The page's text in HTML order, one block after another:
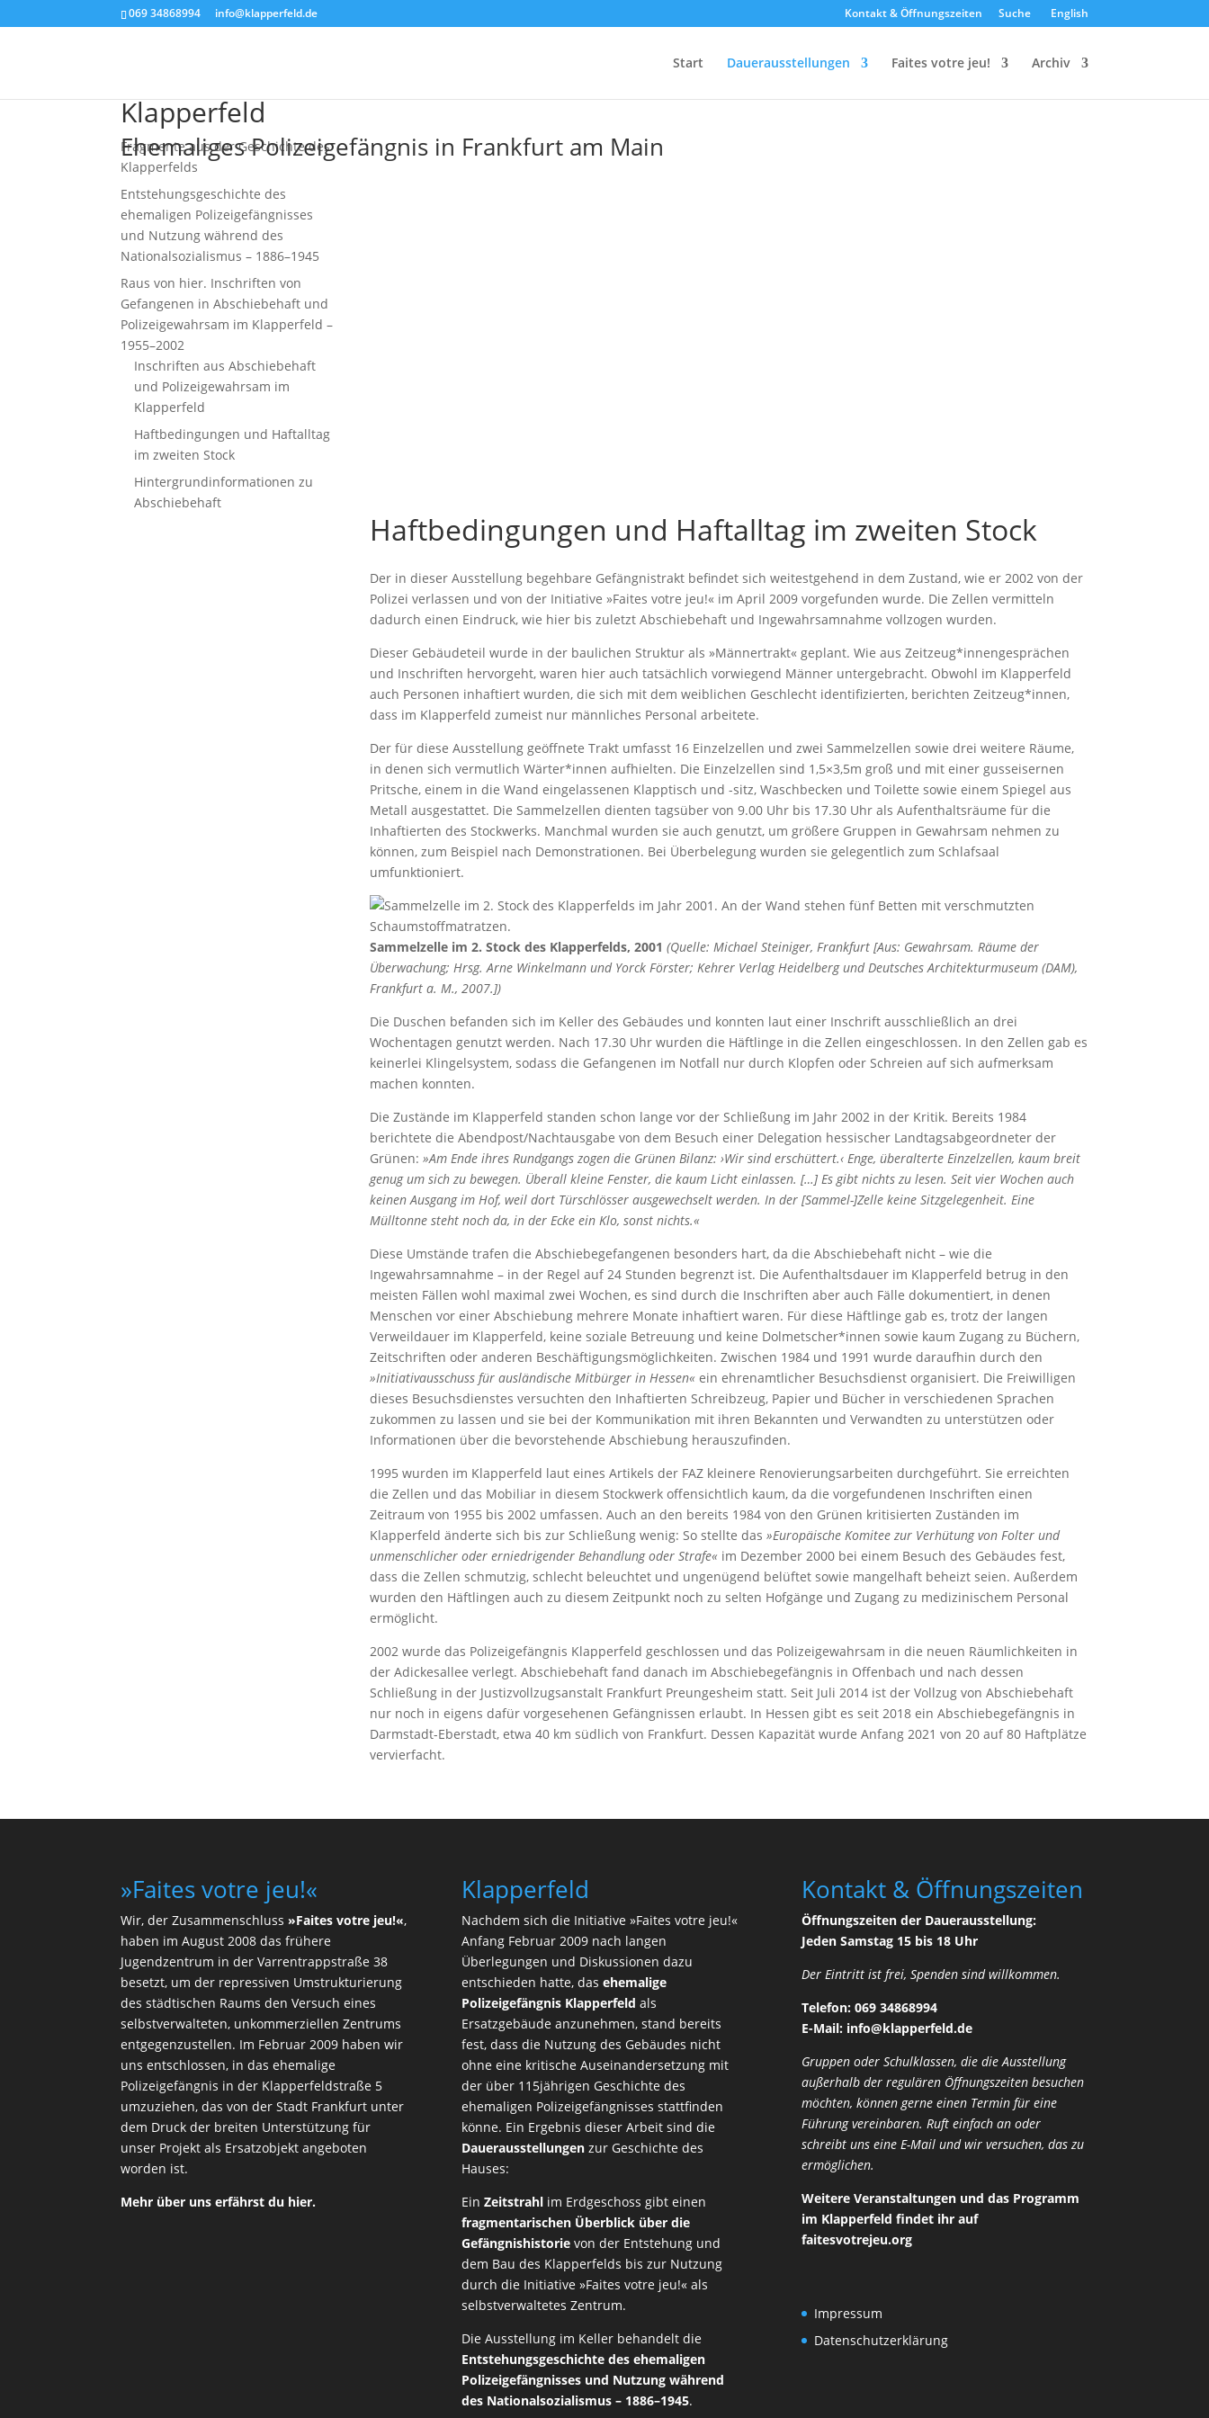
069 34868994 ed.dl
efrep
palk@
ofni Kontakt & Öffnungszeiten Suche English
Klapperfeld
Ehemaliges Polizeigefängnis in Frankfurt am Main
Start Dauerausstellungen Faites votre jeu! Archiv
Fragmente aus der Geschichte des
Klapperfelds
Entstehungsgeschichte des
ehemaligen Polizeigefängnisses
und Nutzung während des
Nationalsozialismus – 1886–1945
Raus von hier. Inschriften von
Gefangenen in Abschiebehaft und
Polizeigewahrsam im Klapperfeld –
1955–2002
Inschriften aus Abschiebehaft
und Polizeigewahrsam im
Klapperfeld
Haftbedingungen und Haftalltag
im zweiten Stock
Hintergrundinformationen zu
Abschiebehaft
Haftbedingungen und Haftalltag im zweiten Stock
Der in dieser Ausstellung begehbare Gefängnistrakt befindet sich weitestgehend in dem Zustand, wie er 2002 von der
Polizei verlassen und von der Initiative »Faites votre jeu!« im April 2009 vorgefunden wurde. Die Zellen vermitteln
dadurch einen Eindruck, wie hier bis zuletzt Abschiebehaft und Ingewahrsamnahme vollzogen wurden.
Dieser Gebäudeteil wurde in der baulichen Struktur als »Männertrakt« geplant. Wie aus Zeitzeug*innengesprächen
und Inschriften hervorgeht, waren hier auch tatsächlich vorwiegend Männer untergebracht. Obwohl im Klapperfeld
auch Personen inhaftiert wurden, die sich mit dem weiblichen Geschlecht identifizierten, berichten Zeitzeug*innen,
dass im Klapperfeld zumeist nur männliches Personal arbeitete.
Der für diese Ausstellung geöffnete Trakt umfasst 16 Einzel­zellen und zwei Sammelzellen sowie drei weitere Räume,
in denen sich vermutlich Wärter*innen aufhielten. Die Einzelzellen sind 1,5×3,5m groß und mit einer gusseisernen
Pritsche, einem in die Wand eingelassenen Klapptisch und -sitz, Waschbecken und Toilette sowie einem Spiegel aus
Metall ausgestattet. Die Sammelzellen dienten tagsüber von 9.00 Uhr bis 17.30 Uhr als Aufenthaltsräume für die
Inhaftierten des Stockwerks. Manchmal wurden sie auch genutzt, um größere Gruppen in Gewahrsam nehmen zu
können, zum Beispiel nach ­Demonstrationen. Bei Überbelegung wurden sie gelegentlich zum Schlafsaal
umfunktioniert.
Sammelzelle im 2. Stock des Klapperfelds, 2001 (Quelle: Michael Steiniger, Frankfurt [Aus: Gewahrsam. Räume der
Überwachung; Hrsg. Arne Winkelmann und Yorck Förster; Kehrer Verlag Heidelberg und Deutsches Architekturmuseum (DAM),
Frankfurt a. M., 2007.])
Die Duschen befanden sich im Keller des Gebäudes und konnten laut einer Inschrift ausschließlich an drei
Wochentagen genutzt werden. Nach 17.30 Uhr wurden die Häftlinge in die Zellen eingeschlossen. In den Zellen gab es
keinerlei Klingelsystem, sodass die Gefangenen im Notfall nur durch Klopfen oder Schreien auf sich aufmerksam
machen konnten.
Die Zustände im Klapperfeld standen schon lange vor der Schließung im Jahr 2002 in der Kritik. Bereits 1984
berichtete die Abendpost/Nachtausgabe von dem Besuch einer Delegation hessischer Landtagsabgeordneter der
Grünen:»Am Ende ihres Rundgangs zogen die Grünen Bilanz: ›Wir sind erschüttert.‹ Enge, überalterte Einzelzellen, kaum breit
genug um sich zu bewegen. Überall kleine Fenster, die kaum Licht einlassen. […] Es gibt nichts zu lesen. Seit vier Wochen auch
keinen Ausgang im Hof, weil dort Türschlösser ausgewechselt werden. In der [Sammel-]Zelle keine Sitzgelegenheit. Eine
Mülltonne steht noch da, in der Ecke ein Klo, sonst nichts.«
Diese Umstände trafen die Abschiebegefangenen besonders hart, da die Abschiebehaft nicht – wie die
Ingewahrsamnahme – in der Regel auf 24 Stunden begrenzt ist. Die Aufenthaltsdauer im Klapperfeld betrug in den
meisten Fällen wohl maximal zwei Wochen, es sind durch die Inschriften aber auch Fälle dokumentiert, in denen
Menschen vor einer Abschiebung mehrere Monate inhaftiert waren. Für diese Häftlinge gab es, trotz der langen
Verweildauer im Klapperfeld, keine soziale Betreuung und keine Dolmetscher*innen sowie kaum Zugang zu Büchern,
Zeitschriften oder anderen Beschäftigungsmöglich­keiten. Zwischen 1984 und 1991 wurde daraufhin durch den
»Initiativausschuss für ausländische Mitbürger in Hessen« ein ehrenamtlicher Besuchsdienst organisiert. Die Freiwilligen
dieses Besuchsdienstes versuchten den Inhaftierten ­Schreibzeug, Papier und Bücher in verschiedenen Sprachen
zukommen zu lassen und sie bei der Kommunikation mit ihren Bekannten und Verwandten zu unterstützen oder
Informationen über die bevorstehende Abschiebung herauszufinden.
1995 wurden im Klapperfeld laut eines Artikels der FAZ kleinere Renovierungsarbeiten durchgeführt. Sie erreichten
die Zellen und das Mobiliar in diesem Stockwerk offensichtlich kaum, da die vorgefundenen Inschriften einen
Zeitraum von 1955 bis 2002 umfassen. Auch an den bereits 1984 von den Grünen kritisierten Zuständen im
Klapperfeld änderte sich bis zur Schließung wenig: So stellte das»Europäische Komitee zur Verhütung von Folter und
unmenschlicher oder erniedrigender Behandlung oder Strafe« im Dezember 2000 bei einem Besuch des Gebäudes fest,
dass die Zellen schmutzig, schlecht beleuchtet und ungenügend belüftet sowie mangelhaft beheizt seien. Außerdem
wurden den Häftlingen auch zu diesem Zeitpunkt noch zu selten Hofgänge und Zugang zu medizinischem Personal
ermöglicht.
2002 wurde das Polizeigefängnis Klapperfeld geschlossen und das Polizeigewahrsam in die neuen Räumlichkeiten in
der Adickesallee verlegt. Abschiebehaft fand danach im Abschiebegefängnis in Offenbach und nach dessen
Schließung in der Justizvollzugsanstalt Frankfurt Preungesheim statt. Seit Juli 2014 ist der Vollzug von Abschiebehaft
nur noch in eigens dafür vorgesehenen Gefängnissen erlaubt. In Hessen gibt es seit 2018 ein Abschiebegefängnis in
Darmstadt-Eberstadt, etwa 40 km südlich von Frankfurt. Dessen Kapazität wurde Anfang 2021 von 20 auf 80 Haftplätze
vervierfacht.
»Faites votre jeu!«
Wir, der Zusammenschluss»Faites votre jeu!«,
haben im August 2008 das frühere
Jugendzentrum in der Varrentrappstraße 38
besetzt, um der repressiven Umstrukturierung
des städtischen Raums den Versuch eines
selbstverwalteten, unkommerziellen Zentrums
entgegenzustellen. Im Februar 2009 haben wir
uns entschlossen, in das ehemalige
Polizeigefängnis in der Klapperfeldstraße 5
umzuziehen, das von der Stadt Frankfurt unter
dem Druck der breiten Unterstützung für
unser Projekt als Ersatzobjekt angeboten
worden ist.
Mehr über uns erfährst du hier.
Klapperfeld
Nachdem sich die Initiative »Faites votre jeu!«
Anfang Februar 2009 nach langen
Überlegungen und Diskussionen dazu
entschieden hatte, das ehemalige
Polizeigefängnis Klapperfeld als
Ersatzgebäude anzunehmen, stand bereits
fest, dass die Nutzung des Gebäudes nicht
ohne eine kritische Auseinandersetzung mit
der über 115jährigen Geschichte des
ehemaligen Polizeigefängnisses stattfinden
könne. Ein Ergebnis dieser Arbeit sind die
Dauerausstellungenzur Geschichte des
Hauses:
Ein Zeitstrahlim Erdgeschoss gibt einen
fragmentarischen Überblick über die
Gefängnishistorievon der Entstehung und
dem Bau des Klapperfelds bis zur Nutzung
durch die Initiative »Faites votre jeu!« als
selbstverwaltetes Zentrum.
Die Ausstellung im Keller behandelt die
Entstehungsgeschichte des ehemaligen
Polizeigefängnisses und Nutzung während
des Nationalsozialismus – 1886–1945.
Kontakt & Öffnungszeiten
Öffnungszeiten der Dauerausstellung:
Jeden Samstag 15 bis 18 Uhr
Der Eintritt ist frei, Spenden sind willkommen.
Telefon: 069 34868994
E-Mail:
ed.dl
efrep
palk@
ofni
Gruppen oder Schulklassen, die die Ausstellung
außerhalb der regulären Öffnungszeiten besuchen
möchten, können gerne einen Termin für eine
Führung vereinbaren. Ruft einfach an oder
schreibt uns eine E-Mail und wir versuchen, das zu
ermöglichen.
Weitere Veranstaltungen und das Programm
im Klapperfeld findet ihr auf
faitesvotrejeu.org
Impressum
Datenschutzerklärung